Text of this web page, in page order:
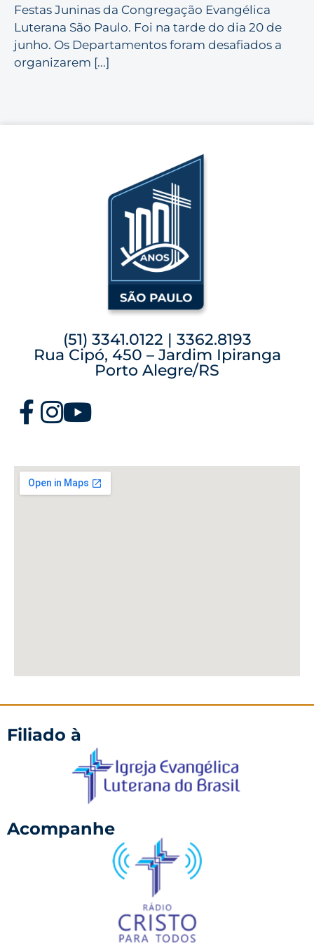
Festas Juninas da Congregação Evangélica
Luterana São Paulo. Foi na tarde do dia 20 de
junho. Os Departamentos foram desafiados a
organizarem [...]
(51) 3341.0122 | 3362.8193
Rua Cipó, 450 – Jardim Ipiranga
Porto Alegre/RS
Filiado à
Acompanhe